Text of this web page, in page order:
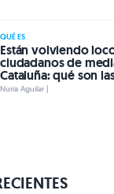
QUÉ ES
Están volviendo
ciudadanos de
Cataluña: qué son
Nuria Aguilar |